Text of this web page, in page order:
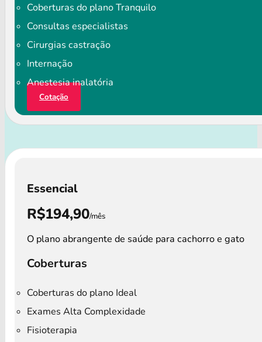
Coberturas do plano Tranquilo
Consultas especialistas
Cirurgias castração
Internação
Anestesia inalatória
Cotação
Essencial
R$194,90/mês
O plano abrangente de saúde para cachorro e gato
Coberturas
Coberturas do plano Ideal
Exames Alta Complexidade
Fisioterapia